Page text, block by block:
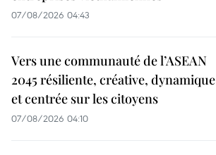
07/08/2026 04:43
Vers une communauté de l’ASEAN
2045 résiliente, créative, dynamique
et centrée sur les citoyens
07/08/2026 04:10